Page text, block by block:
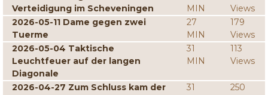
Verteidigung im Scheveningen
MIN
Views
2026-05-11 Dame gegen zwei
Tuerme
27
MIN
179
Views
2026-05-04 Taktische
Leuchtfeuer auf der langen
Diagonale
31
MIN
113
Views
2026-04-27 Zum Schluss kam der
31
250